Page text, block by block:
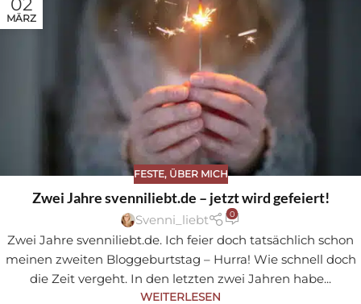
02
MÄRZ
FESTE, ÜBER MICH
Zwei Jahre svenniliebt.de – jetzt wird gefeiert!
Svenni_liebt 0
Zwei Jahre svenniliebt.de. Ich feier doch tatsächlich schon
meinen zweiten Bloggeburtstag – Hurra! Wie schnell doch
die Zeit vergeht. In den letzten zwei Jahren habe...
WEITERLESEN